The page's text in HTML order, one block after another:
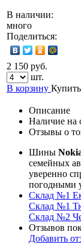
В наличии:
много
Поделиться:
2 150 руб.
шт.
В корзину
Описание
Наличие на
Отзывы о
Шины
семейных
уверенно
погодными
Склад №1
Склад №1
Склад №2
Отзывов
Добавить